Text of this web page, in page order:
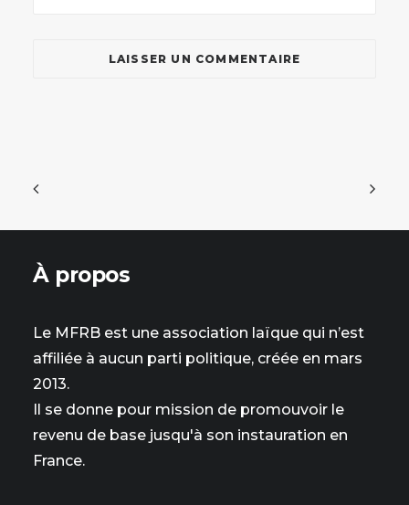
À propos
Le MFRB est une association laïque qui n’est
affiliée à aucun parti politique, créée en mars
2013.
Il se donne pour mission de promouvoir le
revenu de base jusqu'à son instauration en
France.